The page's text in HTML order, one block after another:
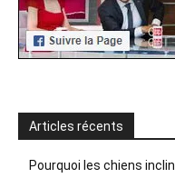
Articles récents
Pourquoi les chiens